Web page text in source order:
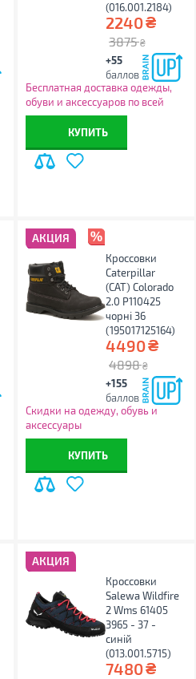
(016.001.2184)
2240₴
3875 ₴
+55
баллов
Бесплатная доставка одежды,
обуви и аксессуаров по всей
Украине!
КУПИТЬ
АКЦИЯ
Кроссовки
Caterpillar
(CAT) Colorado
2.0 P110425
чорні 36
(195017125164)
4490₴
4898 ₴
+155
баллов
Скидки на одежду, обувь и
аксессуары
КУПИТЬ
АКЦИЯ
Кроссовки
Salewa Wildfire
2 Wms 61405
3965 - 37 -
синій
(013.001.5715)
7480₴